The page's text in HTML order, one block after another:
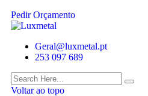
Pedir Orçamento
Geral@luxmetal.pt
253 097 689
Voltar ao topo